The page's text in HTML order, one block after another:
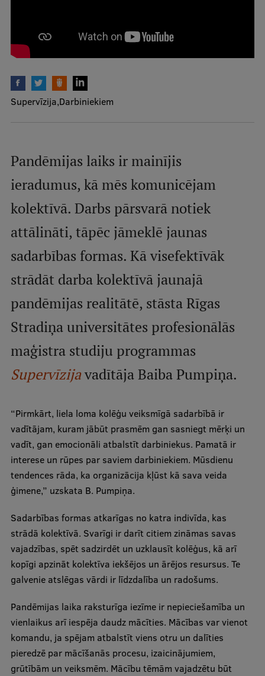
galvenā
izvēlne
Studiju iespējas
Pamatstudiju programmas
Maģistra studiju programmas
Uzņemšana
Praktiska informācija
Par RSU
Stratēģija
Struktūra
Vēsture un tradīcijas
Identitāte
RSU fonds
Muzeji un ekspozīcijas
Ģerbonis
Projekti
Virtuālā tūre
Ilgtspējīga attīstība
Studiju un vides pieejamība
Supervīzija Darbiniekiem
Pandēmijas laiks ir mainījis
ieradumus, kā mēs komunicējam
kolektīvā. Darbs pārsvarā notiek
attālināti, tāpēc jāmeklē jaunas
sadarbības formas. Kā visefektīvāk
strādāt darba kolektīvā jaunajā
pandēmijas realitātē, stāsta Rīgas
Stradiņa universitātes profesionālās
maģistra studiju programmas
Supervīzijavadītāja Baiba Pumpiņa.
“Pirmkārt, liela loma kolēģu veiksmīgā sadarbībā ir
vadītājam, kuram jābūt prasmēm gan sasniegt mērķi un
vadīt, gan emocionāli atbalstīt darbiniekus. Pamatā ir
interese un rūpes par saviem darbiniekiem. Mūsdienu
tendences rāda, ka organizācija kļūst kā sava veida
ģimene,” uzskata B. Pumpiņa.
Sadarbības formas atkarīgas no katra indivīda, kas
strādā kolektīvā. Svarīgi ir darīt citiem zināmas savas
vajadzības, spēt sadzirdēt un uzklausīt kolēģus, kā arī
kopīgi apzināt kolektīva iekšējos un ārējos resursus. Te
galvenie atslēgas vārdi ir līdzdalība un radošums.
Pandēmijas laika raksturīga iezīme ir nepieciešamība un
vienlaikus arī iespēja daudz mācīties. Mācības var vienot
komandu, ja spējam atbalstīt viens otru un dalīties
pieredzē par mācīšanās procesu, izaicinājumiem,
grūtībām un veiksmēm. Mācību tēmām vajadzētu būt